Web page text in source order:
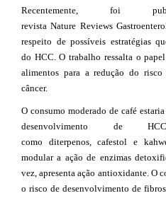
Recentemente, foi
revistaNature Reviews
respeito depossíveis estratégias
do HCC.Otrabalho ressalta o
alimentos para a redução do risco
câncer.
O consumo moderado de café
desenvolvimento de
como
diterpenos,cafestol e
modular a ação de enzimas
vez, apresenta ação antioxidante.O
o risco de desenvolvimento de